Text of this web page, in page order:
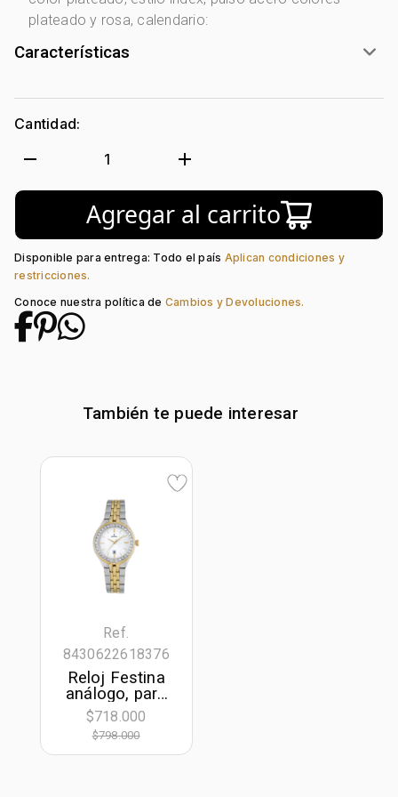
plateado y rosa, calendario:
Características
Marca: Festina
Género:
Forma de caja:
Movimiento:
Tipo de cristal: Mineral
Color del tablero: Plateado
Color del Pulso:
Rosa + Plateado
Estilo de numeración:
Index
Material del pulso:
Cantidad:
remove 1 add
Agregar al carrito
Disponible para entrega: Todo el país Aplican condiciones y
restricciones.
Conoce nuestra política de Cambios y Devoluciones.
También te puede interesar
Ref.
8430622618376
Reloj Festina
análogo, para
Dama, tablero
redondo color
plateado, estilo
index, pulso
$718.000
$798.000